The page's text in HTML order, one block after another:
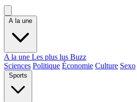
A la une
A la une Les plus lus Buzz
Sciences Politique Économie Culture Sexo
Sports